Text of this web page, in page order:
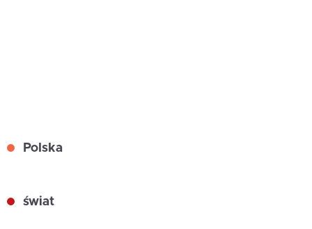
Polska
świat